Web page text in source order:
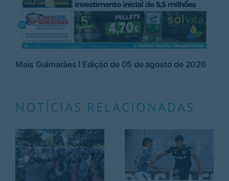
Mais Guimarães I Edição de 05 de agosto de 2026
NOTÍCIAS RELACIONADAS